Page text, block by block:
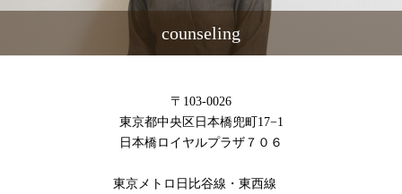
counseling
〒103-0026
東京都中央区日本橋兜町17−1
日本橋ロイヤルプラザ７０６
東京メトロ日比谷線・東西線